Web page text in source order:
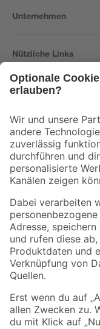
Unternehmen
Nützliche Links
Der toom Newsletter:
Zur Newsletter
Folge uns
Zahlungsarten
Sicher einkaufen
Jetzt die toom-App